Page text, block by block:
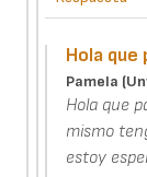
Hola que
Pamela
Hola que
mismo
estoy